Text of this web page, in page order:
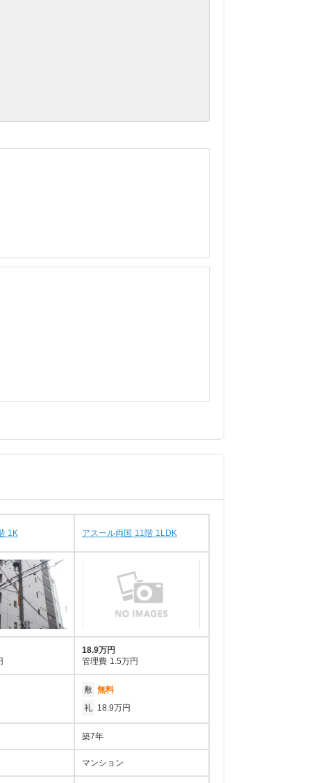
1K アスール両国 11階 1LDK
18.9万円
管理費 1.5万円
敷 無料
礼 18.9万円
築7年
マンション